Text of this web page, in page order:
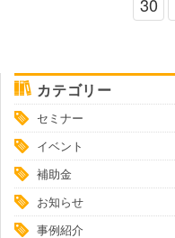
カテゴリー
セミナー
イベント
補助金
お知らせ
事例紹介